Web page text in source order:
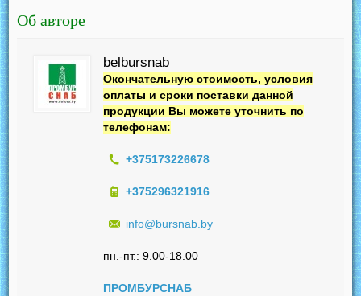
Об авторе
belbursnab
Окончательную стоимость, условия
оплаты и сроки поставки данной
продукции Вы можете уточнить по
телефонам:
+375173226678
+375296321916
info@bursnab.by
пн.-пт.: 9.00-18.00
ПРОМБУРСНАБ